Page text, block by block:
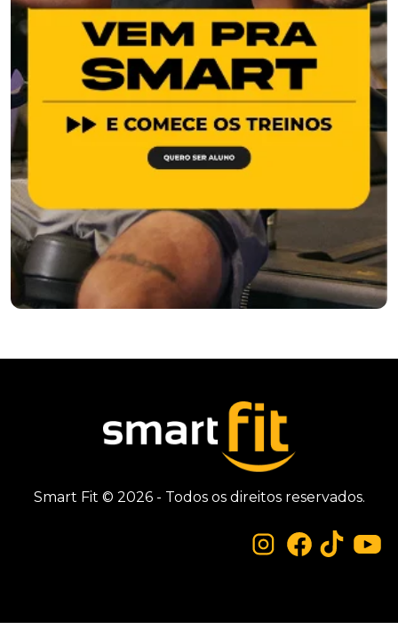
Smart Fit © 2026 - Todos os direitos reservados.